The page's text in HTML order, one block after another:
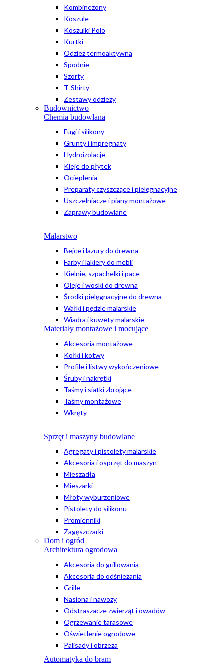
Kombinezony
Koszule
Koszulki Polo
Kurtki
Odzież termoaktywna
Spodnie
Szorty
T-Shirty
Zestawy odzieży
Budownictwo
Chemia budowlana
Fugi i silikony
Grunty i impregnaty
Hydroizolacje
Kleje do płytek
Ocieplenia
Preparaty czyszczące i pielęgnacyjne
Uszczelniacze i piany montażowe
Zaprawy budowlane
Malarstwo
Bejce i lazury do drewna
Farby i lakiery do mebli
Kielnie, szpachelki i pace
Oleje i woski do drewna
Środki pielęgnacyjne do drewna
Wałki i pędzle malarskie
Wiadra i kuwety malarskie
Materiały montażowe i mocujące
Akcesoria montażowe
Kołki i kotwy
Profile i listwy wykończeniowe
Śruby i nakrętki
Taśmy i siatki zbrojące
Taśmy montażowe
Wkręty
Sprzęt i maszyny budowlane
Agregaty i pistolety malarskie
Akcesoria i osprzęt do maszyn
Mieszadła
Mieszarki
Młoty wyburzeniowe
Pistolety do silikonu
Promienniki
Zagęszczarki
Dom i ogród
Architektura ogrodowa
Akcesoria do grillowania
Akcesoria do odśnieżania
Grille
Nasiona i nawozy
Odstraszacze zwierząt i owadów
Ogrzewanie tarasowe
Oświetlenie ogrodowe
Palisady i obrzeża
Automatyka do bram